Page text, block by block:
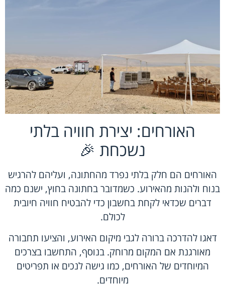
האורחים: יצירת חוויה בלתי
נשכחת 🎉
האורחים הם חלק בלתי נפרד מהחתונה, ועליהם להרגיש
בנוח ולהנות מהאירוע. כשמדובר בחתונה בחוץ, ישנם כמה
דברים שכדאי לקחת בחשבון כדי להבטיח חוויה חיובית
לכולם.
דאגו להדרכה ברורה לגבי מיקום האירוע, והציעו תחבורה
מאורגנת אם המקום מרוחק. בנוסף, התחשבו בצרכים
המיוחדים של האורחים, כמו גישה לנכים או תפריטים
מיוחדים.